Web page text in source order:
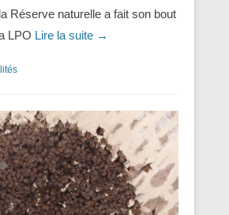
Réserve naturelle a fait son bout
LPO Lire la suite →